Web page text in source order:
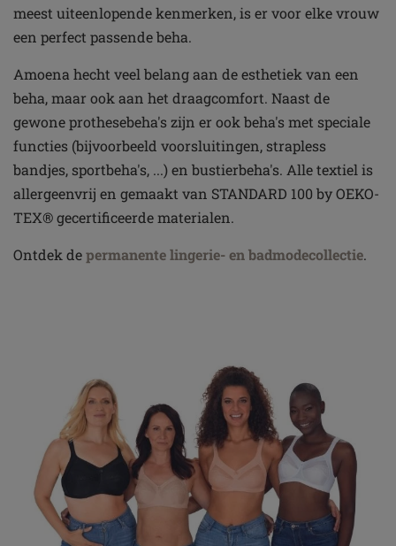
meest uiteenlopende kenmerken, is er voor elke vrouw
een perfect passende beha.
Amoena hecht veel belang aan de esthetiek van een
beha, maar ook aan het draagcomfort. Naast de
gewone prothesebeha's zijn er ook beha's met speciale
functies (bijvoorbeeld voorsluitingen, strapless
bandjes, sportbeha's, ...) en bustierbeha's. Alle textiel is
allergeenvrij en gemaakt van STANDARD 100 by OEKO-
TEX® gecertificeerde materialen.
Ontdek depermanente lingerie- en badmodecollectie.